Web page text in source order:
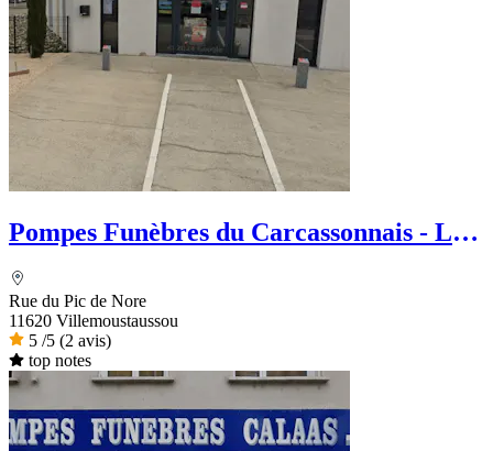
Pompes Funèbres du Carcassonnais - Le
Rue du Pic de Nore
11620 Villemoustaussou
5 /5 (2 avis)
top notes